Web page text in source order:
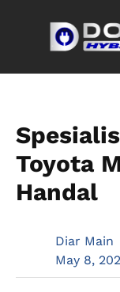
Toyota
Handal
Diar Main
May 8,